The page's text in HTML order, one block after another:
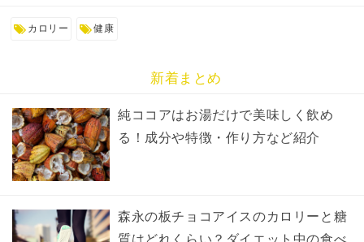
カロリー 健康
新着まとめ
純ココアはお湯だけで美味しく飲め
る！成分や特徴・作り方など紹介
森永の板チョコアイスのカロリーと糖